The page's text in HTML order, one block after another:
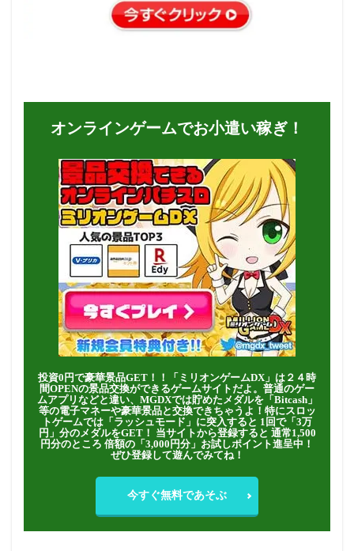
オンラインゲームでお小遣い稼ぎ！
投資0円で豪華景品GET！！「ミリオンゲームDX」は２４時
間OPENの景品交換ができるゲームサイトだよ。普通のゲー
ムアプリなどと違い、MGDXでは貯めたメダルを「Bitcash」
等の電子マネーや豪華景品と交換できちゃうよ！特にスロッ
トゲームでは「ラッシュモード」に突入すると 1回で「3万
円」分のメダルをGET！ 当サイトから登録すると 通常1,500
円分のところ 倍額の「3,000円分」お試しポイント進呈中！
ぜひ登録して遊んでみてね！
今すぐ無料であそぶ